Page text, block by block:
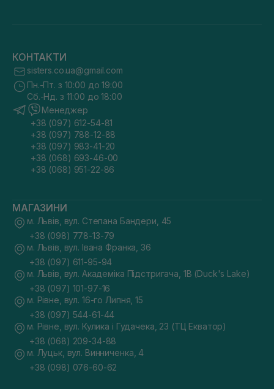
КОНТАКТИ
sisters.co.ua@gmail.com
Пн.-Пт. з 10:00 до 19:00
Сб.-Нд. з 11:00 до 18:00
Менеджер
+38 (097) 612-54-81
+38 (097) 788-12-88
+38 (097) 983-41-20
+38 (068) 693-46-00
+38 (068) 951-22-86
МАГАЗИНИ
м. Львів, вул. Степана Бандери, 45
+38 (098) 778-13-79
м. Львів, вул. Івана Франка, 36
+38 (097) 611-95-94
м. Львів, вул. Академіка Підстригача, 1В (Duck's Lake)
+38 (097) 101-97-16
м. Рівне, вул. 16-го Липня, 15
+38 (097) 544-61-44
м. Рівне, вул. Кулика і Гудачека, 23 (ТЦ Екватор)
+38 (068) 209-34-88
м. Луцьк, вул. Винниченка, 4
+38 (098) 076-60-62